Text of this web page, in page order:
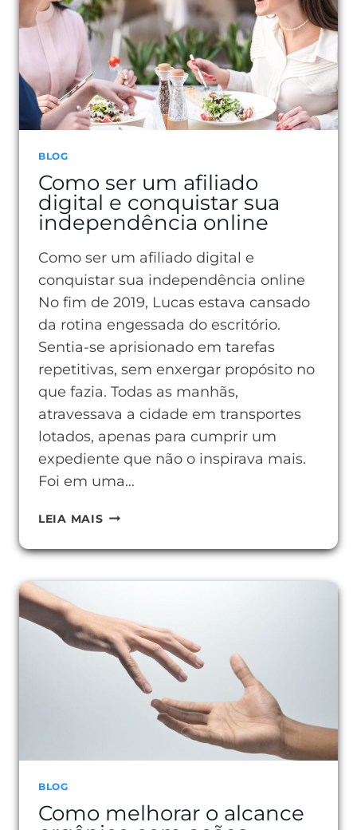
DECISÕES
MELHORES
BLOG
Como ser um afiliado
digital e conquistar sua
independência online
Como ser um afiliado digital e
conquistar sua independência online
No fim de 2019, Lucas estava cansado
da rotina engessada do escritório.
Sentia-se aprisionado em tarefas
repetitivas, sem enxergar propósito no
que fazia. Todas as manhãs,
atravessava a cidade em transportes
lotados, apenas para cumprir um
expediente que não o inspirava mais.
Foi em uma…
LEIA MAISCOMO
AFILIADO
E
CONQUISTAR
SUA
INDEPENDÊNCIA
BLOG
Como melhorar o alcance